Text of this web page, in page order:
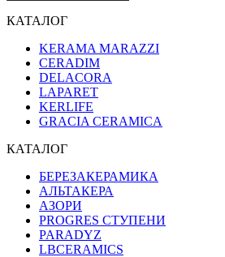
КАТАЛОГ
KERAMA MARAZZI
CERADIM
DELACORA
LAPARET
KERLIFE
GRACIA CERAMICA
КАТАЛОГ
БЕРЕЗАКЕРАМИКА
АЛЬТАКЕРА
АЗОРИ
PROGRES СТУПЕНИ
PARADYZ
LBCERAMICS